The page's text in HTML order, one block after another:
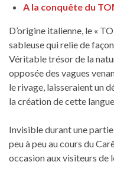
A la conquête du
D’origine italienne, le «
sableuse qui relie de
Véritable trésor de la
opposée des vagues
le rivage, laisseraient un
la création de cette
Invisible durant une
peu à peu au cours du
occasion aux visiteurs de